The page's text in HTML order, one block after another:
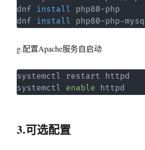
dnf install
php80-php
dnf install php80-php-
g.配置Apache服务自启动
systemctl restart httpd
systemctl enable httpd
3.可选配置